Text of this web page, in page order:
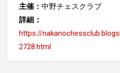
主催： 中野チェスクラブ
詳細：
https://
2728.html